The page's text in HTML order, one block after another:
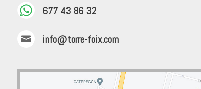
677 43 86 32
 info@torre-foix.com